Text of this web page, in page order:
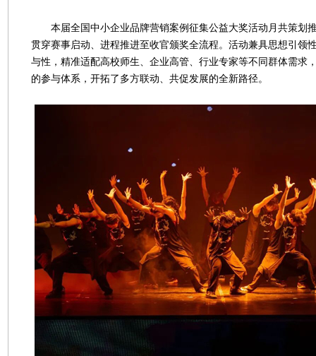
本届全国中小企业品牌营销案例征集公益大奖活动月共策划
贯穿赛事启动、进程推进至收官颁奖全流程。活动兼具思想引领
与性，精准适配高校师生、企业高管、行业专家等不同群体需求
的参与体系，开拓了多方联动、共促发展的全新路径。